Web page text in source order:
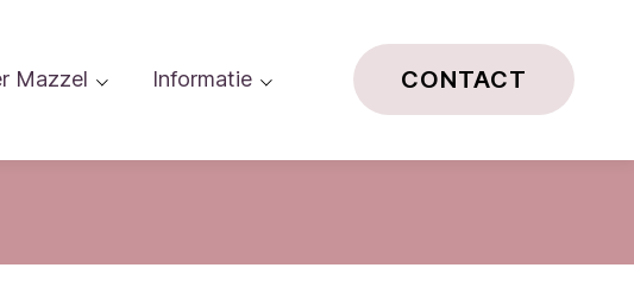
Mazzel Informatie CONTACT